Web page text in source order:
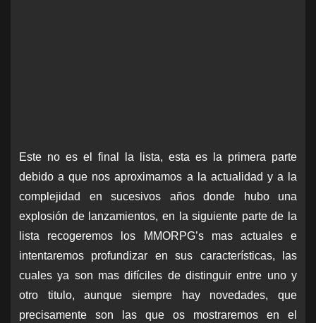
Este no es el final la lista, esta es la primera parte
debido a que nos aproximamos a la actualidad y a la
complejidad en sucesivos años donde hubo una
explosión de lanzamientos, en la siguiente parte de la
lista recogeremos los MMORPG’s mas actuales e
intentaremos profundizar en sus características, las
cuales ya son mas difíciles de distinguir entre uno y
otro titulo, aunque siempre hay novedades, que
precisamente son las que os mostraremos en el